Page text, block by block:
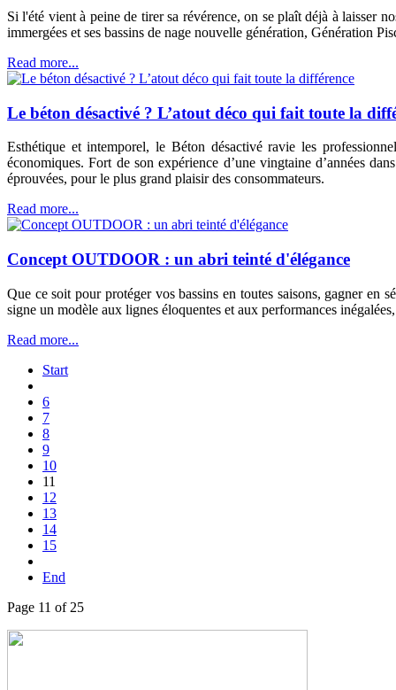
Si l'été vient à peine de tirer sa révérence, on se plaît déjà à laisser
immergées et ses bassins de nage nouvelle génération, Génération
Read more...
Le béton désactivé ? L’atout déco qui fait toute la
Esthétique et intemporel, le Béton désactivé ravie les
économiques. Fort de son expérience d’une vingtaine d’années
éprouvées, pour le plus grand plaisir des consommateurs.
Read more...
Concept OUTDOOR : un abri teinté d'élégance
Que ce soit pour protéger vos bassins en toutes saisons, gagner
signe un modèle aux lignes éloquentes et aux performances
Read more...
Start
6
7
8
9
10
11
12
13
14
15
End
Page 11 of 25